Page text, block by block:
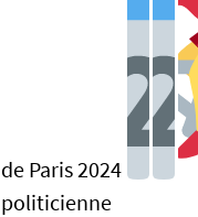
de Paris 2024
politicienne